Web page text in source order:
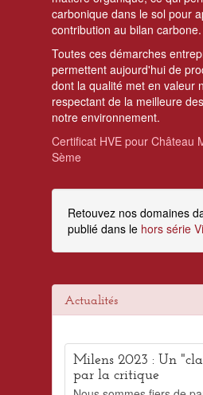
carbonique dans le sol pour
contribution au bilan carbone.
Toutes ces démarches
permettent aujourd'hui de
dont la qualité met en valeur
respectant de la meilleure
notre environnement.
Certificat HVE pour Château
Sème
Retouvez nos domaines
publié dans le hors série
Actualités
Milens 2023 : Un
par la critique